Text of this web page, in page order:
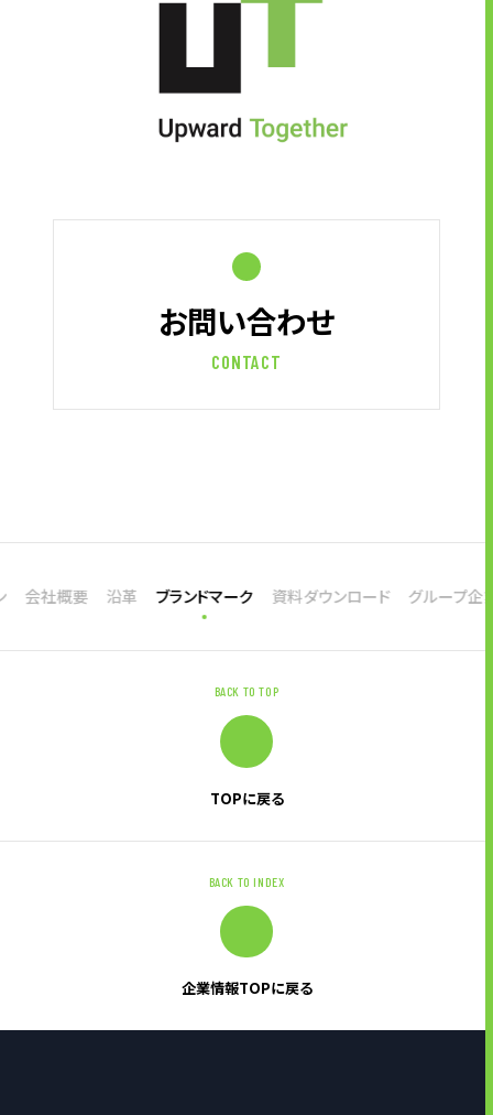
お問い合わせ
CONTACT
会社概要 沿革 ブランドマーク 資料ダウンロード グループ企
BACK TO TOP
TOPに戻る
BACK TO INDEX
企業情報TOPに戻る